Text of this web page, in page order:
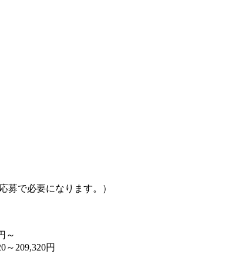
募で必要になります。）
～
～209,320円